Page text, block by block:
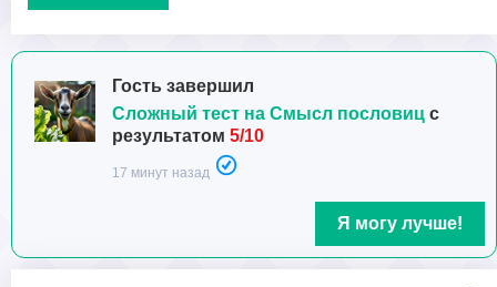
Гость завершил
Сложный тест на Смысл пословиц с
результатом 5/10
17 минут назад
Я могу лучше!